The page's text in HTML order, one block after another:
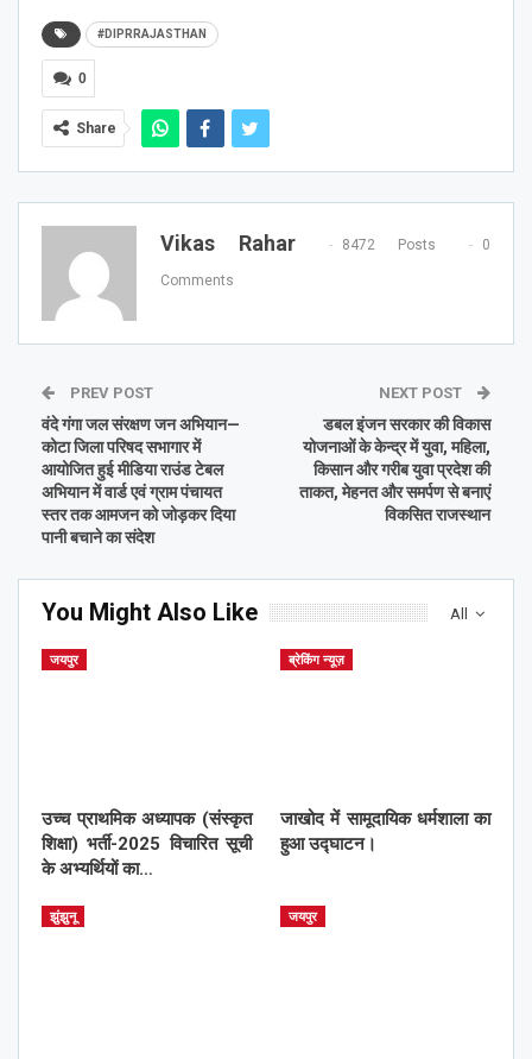
#DIPRRAJASTHAN
0
Share
Vikas Rahar 8472 Posts 0
Comments
PREV POST
वंदे गंगा जल संरक्षण जन अभियान—
कोटा जिला परिषद सभागार में
आयोजित हुई मीडिया राउंड टेबल
अभियान में वार्ड एवं ग्राम पंचायत
स्तर तक आमजन को जोड़कर दिया
पानी बचाने का संदेश
NEXT POST
डबल इंजन सरकार की विकास
योजनाओं के केन्द्र में युवा, महिला,
किसान और गरीब युवा प्रदेश की
ताकत, मेहनत और समर्पण से बनाएं
विकसित राजस्थान
All
You Might Also Like
जयपुर
उच्च प्राथमिक अध्यापक (संस्कृत
शिक्षा) भर्ती-2025 विचारित सूची
के अभ्यर्थियों का…
ब्रेकिंग न्यूज़
जाखोद में सामूदायिक धर्मशाला का
हुआ उद्घाटन।
झुंझुनू जयपुर